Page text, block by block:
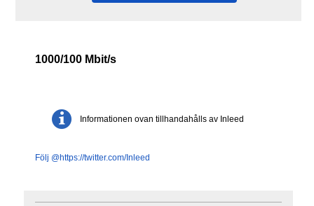
1000/100 Mbit/s
Informationen ovan tillhandahålls av Inleed
Följ @https://twitter.com/Inleed